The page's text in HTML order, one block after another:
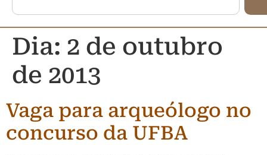
Dia: 2 de outubro
de 2013
Vaga para arqueólogo no
concurso da UFBA